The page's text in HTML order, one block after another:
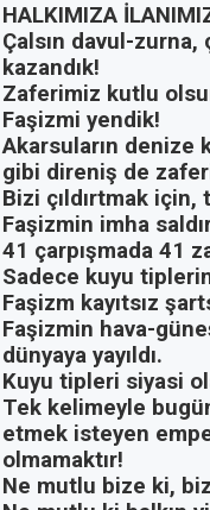
HALKIMIZA
Çalsın davul-
kazandık!
Zaferimiz kutlu
Faşizmi yendik!
Akarsuların denize
gibi direniş de
Bizi çıldırtmak için,
Faşizmin imha
41 çarpışmada 41
Sadece kuyu
Faşizm kayıtsız
Faşizmin hava-
dünyaya yayıldı.
Kuyu tipleri siyasi
Tek kelimeyle
etmek isteyen
olmamaktır!
Ne mutlu bize ki,